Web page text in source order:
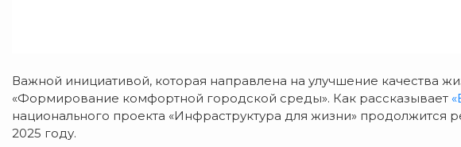
Важной инициативой, которая направлена на улучшение качества
«Формирование комфортной городской среды». Как рассказывает
национального проекта «Инфраструктура для жизни» продолжится
2025 году.